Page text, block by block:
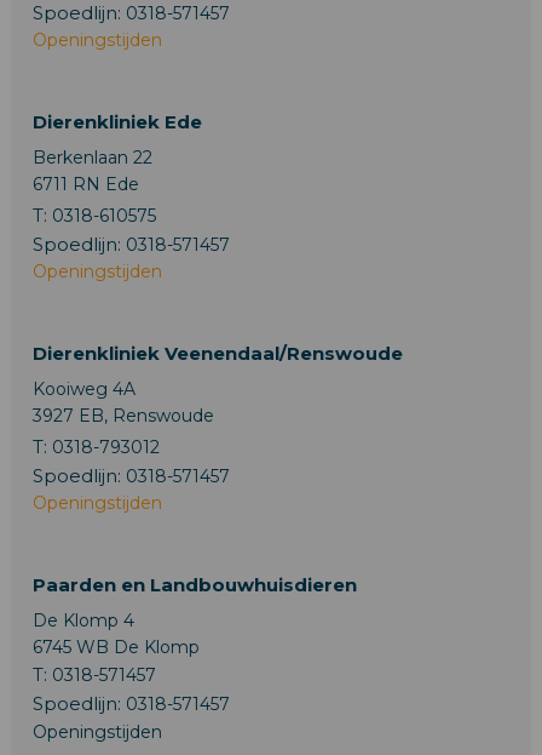
Spoedlijn: 0318-571457
Openingstijden
Dierenkliniek Ede
Berkenlaan 22
6711 RN Ede
T: 0318-610575
Spoedlijn: 0318-571457
Openingstijden
Dierenkliniek Veenendaal/Renswoude
Kooiweg 4A
3927 EB, Renswoude
T: 0318-793012
Spoedlijn: 0318-571457
Openingstijden
Paarden en Landbouwhuisdieren
De Klomp 4
6745 WB De Klomp
T: 0318-571457
Spoedlijn: 0318-571457
Openingstijden